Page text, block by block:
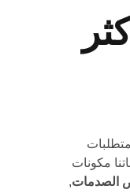
مكونات
الصدمات,